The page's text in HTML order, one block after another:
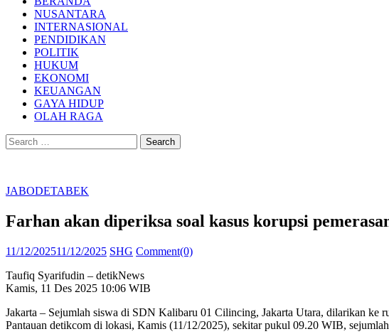
NUSANTARA
INTERNASIONAL
PENDIDIKAN
POLITIK
HUKUM
EKONOMI
KEUANGAN
GAYA HIDUP
OLAH RAGA
Search
for:
JABODETABEK
Farhan akan diperiksa soal kasus korupsi
Posted
11/12/202511/12/2025 Author
SHG Comment(0)
Taufiq Syarifudin – detikNews
Kamis, 11 Des 2025 10:06 WIB
Jakarta – Sejumlah siswa di SDN Kalibaru 01 Cilincing, Jakarta Utara, dilarikan
Pantauan detikcom di lokasi, Kamis (11/12/2025), sekitar pukul 09.20 WIB,